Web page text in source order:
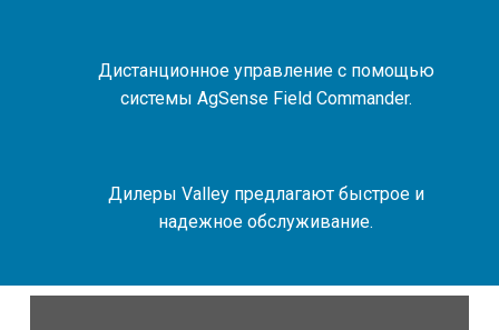
Дистанционное управление с помощью
системы AgSense Field Commander.
Дилеры Valley предлагают быстрое и
надежное обслуживание.